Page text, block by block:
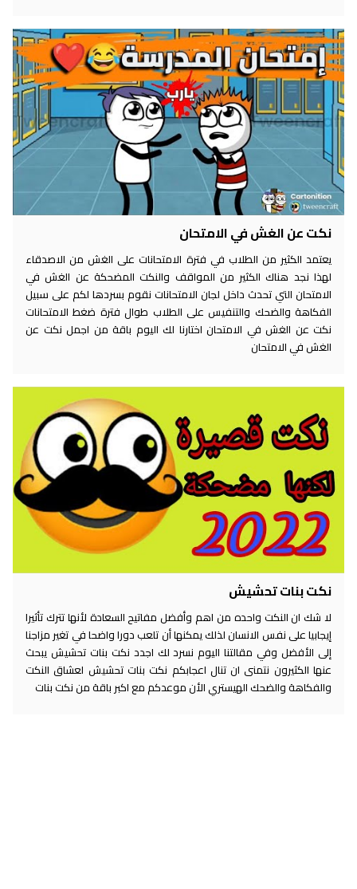
نكت عن الغش في الامتحان
يعتمد الكثير من الطلاب في فترة الامتحانات على الغش من الاصدقاء
لهذا نجد هناك الكثير من المواقف والنكت المضحكة عن الغش في
الامتحان التي تحدث داخل لجان الامتحانات نقوم بسردها لكم على سبيل
الفكاهة والضحك والتنفيس على الطلاب طوال فترة ضغط الامتحانات
نكت عن الغش في الامتحان اختارنا لك اليوم باقة من اجمل نكت عن
الغش في الامتحان
نكت بنات تحشيش
لا شك ان النكت واحده من اهم وأفضل مفاتيح السعادة لأنها تترك تأثيرا
إيجابيا على نفس الانسان لذلك يمكنها أن تلعب دورا واضحا في تغير مزاجنا
إلى الأفضل وفي مقالتنا اليوم نسرد لك اجدد نكت بنات تحشيش يبحث
عنها الكثيرون نتمنى ان تنال اعجابكم نكت بنات تحشيش لعشاق النكت
والفكاهة والضحك الهيستري الأن موعدكم مع اكبر باقة من نكت بنات